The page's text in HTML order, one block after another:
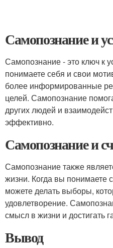
Самопознание и
Самопознание - это ключ к
понимаете себя и свои
более информированные
целей. Самопознание
других людей и
эффективно.
Самопознание и
Самопознание также
жизни. Когда вы понимаете
можете делать выборы,
удовлетворение.
смысл в жизни и достигать
Вывод